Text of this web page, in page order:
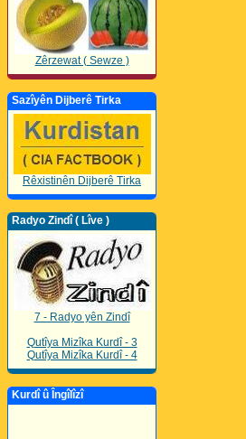
Zêrzewat ( Sewze )
Sazîyên Dijberê Tirka
Rêxistinên Dijberê Tirka
Radyo Zindî ( Lîve )
7 - Radyo yên Zindî
Qutîya Mizîka Kurdî - 3
Qutîya Mizîka Kurdî - 4
Kurdî û Îngîlîzî